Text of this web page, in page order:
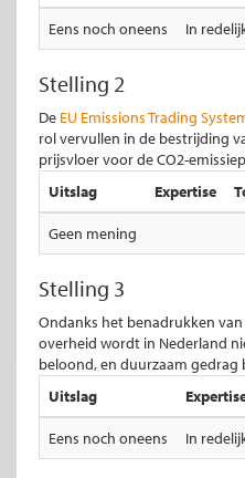
Eens noch oneens In
Stelling 2
De EU Emissions Trading
rol vervullen in de bestrijding
prijsvloer voor de CO2-
Uitslag
Expertise
Geen mening
Stelling 3
Ondanks het benadrukken
overheid wordt in Nederland
beloond, en duurzaam gedrag
Uitslag
Eens noch oneens In